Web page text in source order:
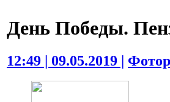
День Победы.
12:49 | 09.05.2019 |